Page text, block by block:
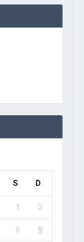
S D
1 2
8 9